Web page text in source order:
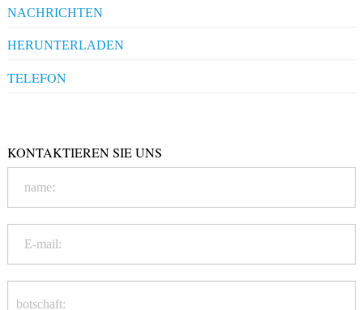
Pharmaceuticals
Clients' Comments
NACHRICHTEN
Industrial News
HERUNTERLADEN
Company Compliance
TELEFON
KONTAKTIEREN SIE UNS